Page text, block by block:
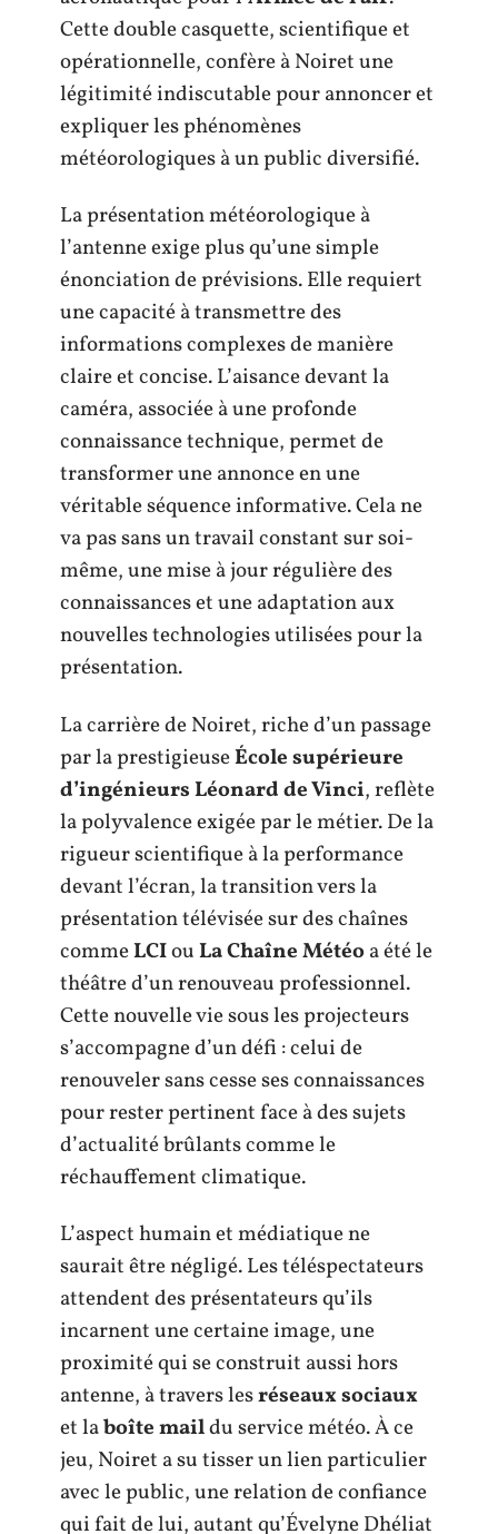
Cette double casquette, scientifique et
opérationnelle, confère à Noiret une
légitimité indiscutable pour annoncer et
expliquer les phénomènes
météorologiques à un public diversifié.
La présentation météorologique à
l’antenne exige plus qu’une simple
énonciation de prévisions. Elle requiert
une capacité à transmettre des
informations complexes de manière
claire et concise. L’aisance devant la
caméra, associée à une profonde
connaissance technique, permet de
transformer une annonce en une
véritable séquence informative. Cela ne
va pas sans un travail constant sur soi-
même, une mise à jour régulière des
connaissances et une adaptation aux
nouvelles technologies utilisées pour la
présentation.
La carrière de Noiret, riche d’un passage
par la prestigieuseÉcole supérieure
d’ingénieurs Léonard de Vinci, reflète
la polyvalence exigée par le métier. De la
rigueur scientifique à la performance
devant l’écran, la transition vers la
présentation télévisée sur des chaînes
commeLCIouLa Chaîne Météoa été le
théâtre d’un renouveau professionnel.
Cette nouvelle vie sous les projecteurs
s’accompagne d’un défi : celui de
renouveler sans cesse ses connaissances
pour rester pertinent face à des sujets
d’actualité brûlants comme le
réchauffement climatique.
L’aspect humain et médiatique ne
saurait être négligé. Les téléspectateurs
attendent des présentateurs qu’ils
incarnent une certaine image, une
proximité qui se construit aussi hors
antenne, à travers lesréseaux sociaux
et laboîte maildu service météo. À ce
jeu, Noiret a su tisser un lien particulier
avec le public, une relation de confiance
qui fait de lui, autant qu’Évelyne Dhéliat